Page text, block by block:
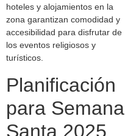
hoteles y alojamientos en la
zona garantizan comodidad y
accesibilidad para disfrutar de
los eventos religiosos y
turísticos.
Planificación
para Semana
Santa 2025